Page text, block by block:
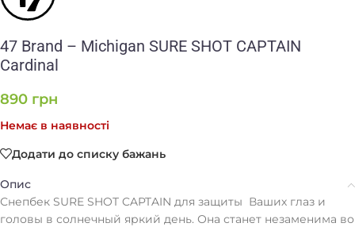
47 Brand – Michigan SURE SHOT CAPTAIN
Cardinal
890 грн
Немає в наявності
Додати до списку бажань
Опис
Снепбек SURE SHOT CAPTAIN для защиты Ваших глаз и
головы в солнечный яркий день. Она станет незаменима во